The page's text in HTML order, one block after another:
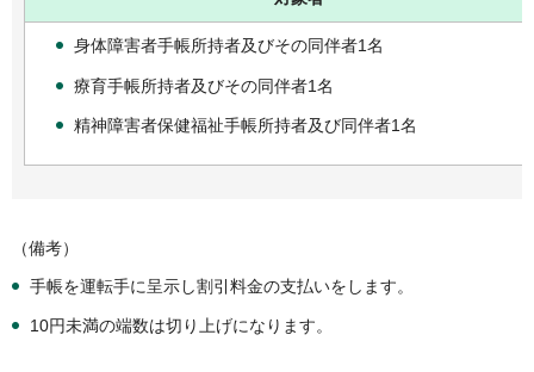
身体障害者手帳所持者及びその同伴者1名
療育手帳所持者及びその同伴者1名
精神障害者保健福祉手帳所持者及び同伴者1名
（備考）
手帳を運転手に呈示し割引料金の支払いをします。
10円未満の端数は切り上げになります。